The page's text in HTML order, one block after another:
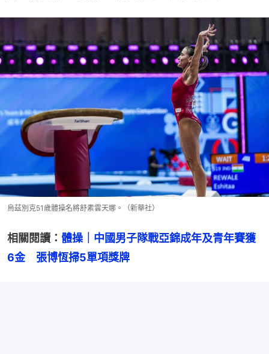
烏茲別克51歲體操名將舒素雲天娜。（新華社）
相關閱讀： 體操｜中國男子隊戰亞錦成年及青年賽獲
6金　張博恆掃5單項獎牌